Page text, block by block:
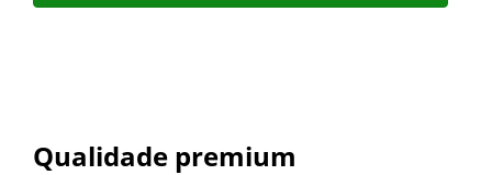
Qualidade premium